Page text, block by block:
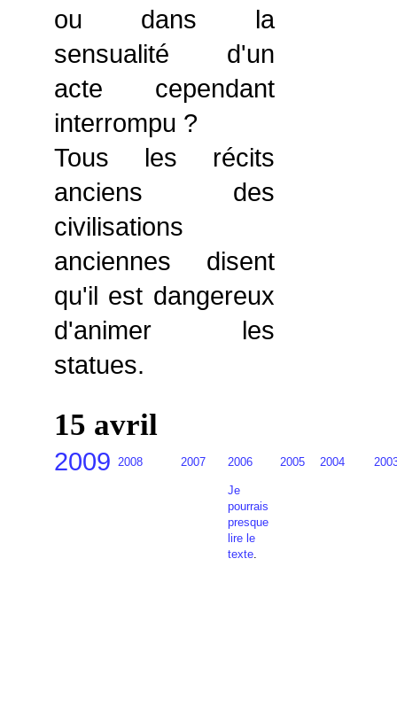
ou dans la
sensualité d'un
acte cependant
interrompu ?
Tous les récits
anciens des
civilisations
anciennes disent
qu'il est dangereux
d'animer les
statues.
15 avril
2009 2008 2007 2006 2005 2004
Je
pourrais
presque
lire le
texte.